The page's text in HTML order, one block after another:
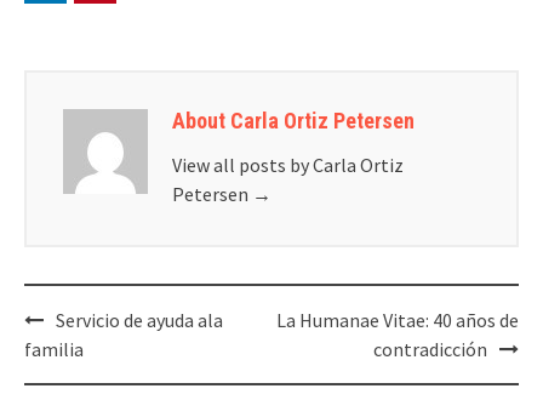
About Carla Ortiz Petersen
View all posts by Carla Ortiz
Petersen →
Post
navigation
Servicio de ayuda ala
familia
La Humanae Vitae: 40 años de
contradicción